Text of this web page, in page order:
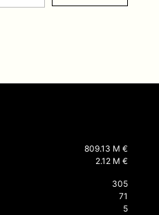
809.13 M €
2.12 M €
305
71
5